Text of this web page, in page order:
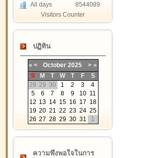
All days
8544089
Visitors Counter
ปฏิทิน
« < October 2025 > »
S
M T W T F
S
28 29 30 1 2 3
4
5
6 7 8 9 10 11
12 13 14 15 16 17 18
19 20 21 22 23 24 25
26 27 28 29 30 31 1
ความพึงพอใจในการ